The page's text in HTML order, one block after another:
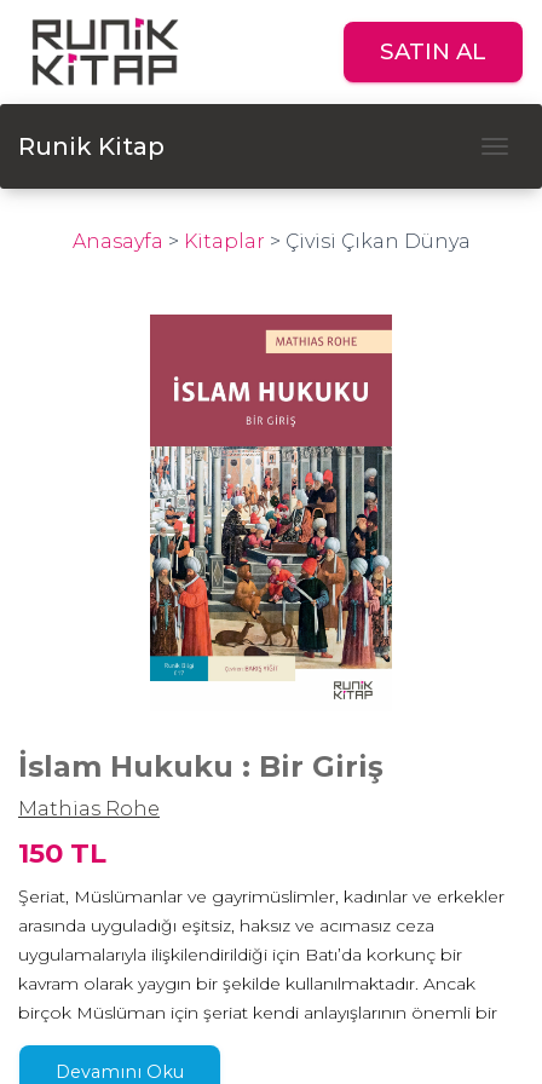
SATIN AL
Runik Kitap
Anasayfa > Kitaplar > Çivisi Çıkan Dünya
İslam Hukuku : Bir Giriş
Mathias Rohe
150 TL
Şeriat, Müslümanlar ve gayrimüslimler, kadınlar ve erkekler
arasında uyguladığı eşitsiz, haksız ve acımasız ceza
uygulamalarıyla ilişkilendirildiği için Batı’da korkunç bir
kavram olarak yaygın bir şekilde kullanılmaktadır. Ancak
birçok Müslüman için şeriat kendi anlayışlarının önemli bir
parçasıdır. Mathias Rohe, bu tartışmanın somutlaştırılması
için genel bir girişle katkıda bulunmak istiyor. Bu itibarla
Devamını Oku